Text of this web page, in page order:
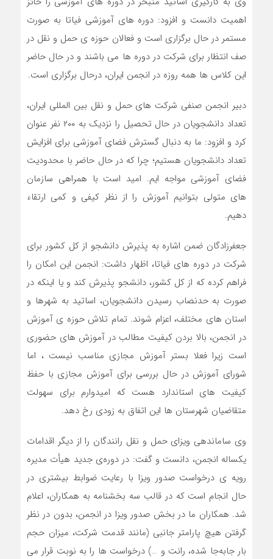
اهمیت دانست و افزود: دوره های آموزشی فیاتا به صورت
مستمر در حال برگزاری است و فعالان حوزه ی حمل و نقل در
صف انتظار برای شرکت در دوره ها می باشند و در حال حاضر
این کلاس ها همه روزه در انجمن ایران، درحال برگزاری است.
دبیر انجمن صنفی شرکت های حمل و نقل بین المللی ایران،
تعداد دانشجویان در حال تحصیل را نزدیک به ۲۰۰ نفر عنوان
کرد و افزود: ما به دنبال گسترش فضای آموزشی برای افزایش
تعداد دانشجویان هستیم؛ چرا که در حال حاضر با محدودیت
فضای آموزشی مواجه ایم. امید است با همراهی سازمان
های متولی بتوانیم آموزش را از نظر کیفی و کمی ارتقاء
دهیم.
جعفرزادگان ضمن اشاره به پذیرش دانشجو از کل کشور برای
شرکت در دوره های فیاتا، اظهار داشت: انجمن این امکان را
فراهم کرده که از کل کشور، دانشجو پذیرش کند و یا اینکه در
صورت به حدنصاب رسیدن دانشجویان، اساتید به شهرها و
استان های مختلف، اعزام شوند. تمام تلاش حوزه ی آموزش
در انجمن، بالا بردن کیفیت مطالب در آموزش های حضوری
است زیرا فعلا بستر آموزش مجازی مناسب نیست ، اما
شورای آموزش در حال بررسی برای آموزش مجازی با حفظ
کیفیت های استاندارد هست که امیدوارم برای سهولت
متقاضیان شهرستان ها این اتفاق به زودی رخ دهد.
وی ساماندهی ویزای حمل و نقل رانندگان را از دیگر اقدامات
یکساله انجمن، دانست و گفت: در دوره‌ی جدید هیأت مدیره
رویه ی درخواست صدور ویزا با رعایت ضوابط بیشتری در
حال انجام است که در قالب سه بخشنامه به همکاران، اعلام
شد. همکاران ما در بخش صدور ویزا در انجمن، بدون در نظر
گرفتن هیچ پارامتر جانبی (مانند قدمت شرکت، میزان حجم
بار جابه‌جا شده، رانت و …) درخواست ها را به نوبت قرار می